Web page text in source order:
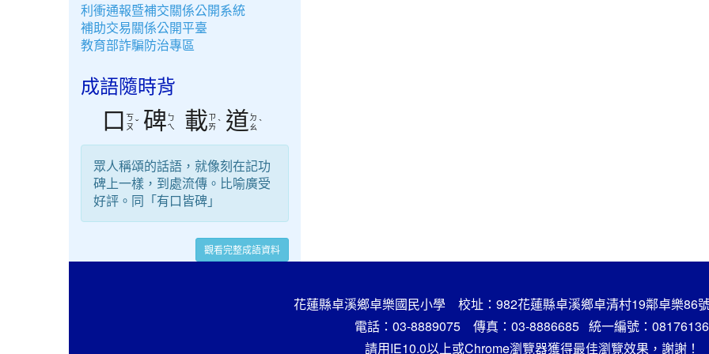
利衝通報暨補交關係公開系統
補助交易關係公開平臺
教育部詐騙防治專區
成語隨時背
口ㄎ
ㄡ ˇ 碑 ㄅ
ㄟ
載ㄗ
ㄞ ˋ 道 ㄉ
ㄠ ˋ
眾人稱頌的話語，就像刻在記功
碑上一樣，到處流傳。比喻廣受
好評。同「有口皆碑」
觀看完整成語資料
花蓮縣卓溪鄉卓樂國民小學 校址：982花蓮縣卓溪鄉卓清村19鄰卓樂86
電話：03-8889075 傳真：03-8886685 統一編號：08176136
請用IE10.0以上或Chrome瀏覽器獲得最佳瀏覽效果，謝謝！